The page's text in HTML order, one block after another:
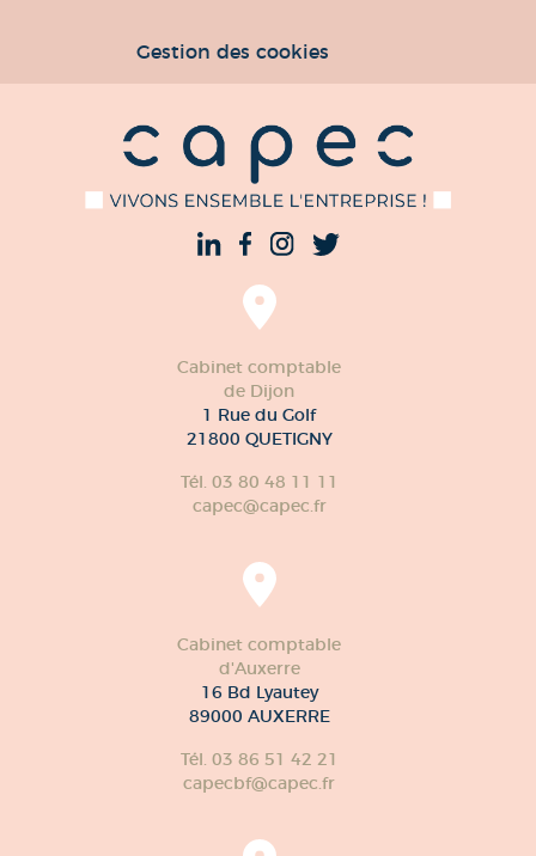
Gestion des cookies
Cabinet comptable
de Dijon
1 Rue du Golf
21800 QUETIGNY
Tél. 03 80 48 11 11
capec@capec.fr
Cabinet comptable
d'Auxerre
16 Bd Lyautey
89000 AUXERRE
Tél. 03 86 51 42 21
capecbf@capec.fr